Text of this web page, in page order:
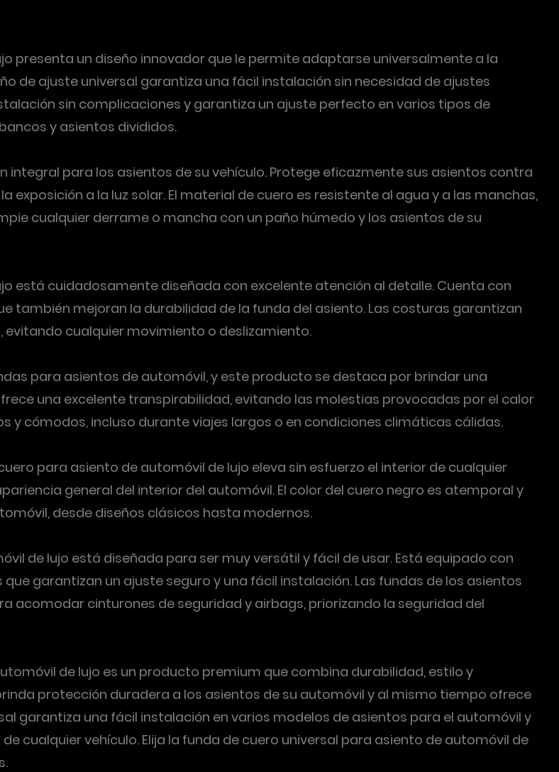
presenta un diseño innovador que le permite adaptarse universalmente a la
de ajuste universal garantiza una fácil instalación sin necesidad de ajustes
sin complicaciones y garantiza un ajuste perfecto en varios tipos de
y asientos divididos.
para los asientos de su vehículo. Protege eficazmente sus asientos contra
a la luz solar. El material de cuero es resistente al agua y a las manchas,
cualquier derrame o mancha con un paño húmedo y los asientos de su
está cuidadosamente diseñada con excelente atención al detalle. Cuenta con
también mejoran la durabilidad de la funda del asiento. Las costuras garantizan
evitando cualquier movimiento o deslizamiento.
para asientos de automóvil, y este producto se destaca por brindar una
una excelente transpirabilidad, evitando las molestias provocadas por el calor
y cómodos, incluso durante viajes largos o en condiciones climáticas cálidas.
para asiento de automóvil de lujo eleva sin esfuerzo el interior de cualquier
general del interior del automóvil. El color del cuero negro es atemporal y
desde diseños clásicos hasta modernos.
de lujo está diseñada para ser muy versátil y fácil de usar. Está equipado con
garantizan un ajuste seguro y una fácil instalación. Las fundas de los asientos
acomodar cinturones de seguridad y airbags, priorizando la seguridad del
de lujo es un producto premium que combina durabilidad, estilo y
protección duradera a los asientos de su automóvil y al mismo tiempo ofrece
garantiza una fácil instalación en varios modelos de asientos para el automóvil y
cualquier vehículo. Elija la funda de cuero universal para asiento de automóvil de